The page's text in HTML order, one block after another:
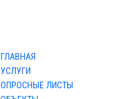
ГЛАВНАЯ
УСЛУГИ
ОПРОСНЫЕ ЛИСТЫ